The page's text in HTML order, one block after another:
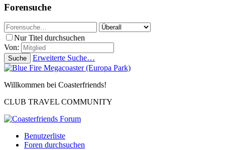
Forensuche
Nur Titel durchsuchen
Von:
Suche Erweiterte Suche…
Willkommen bei Coasterfriends!
CLUB TRAVEL COMMUNITY
Benutzerliste
Foren durchsuchen